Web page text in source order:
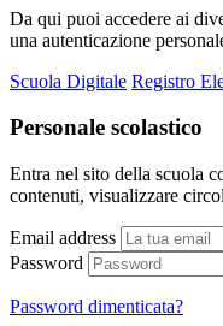
Da qui puoi accedere ai
una autenticazione
Scuola Digitale Registro
Personale scolastico
Entra nel sito della scuola
contenuti, visualizzare
Email address
Password
Password dimenticata?